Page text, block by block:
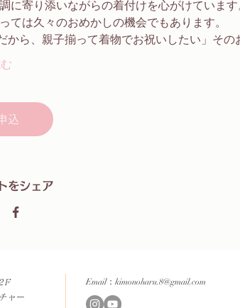
に寄り添いながらの着付けを心がけています
ては久々のおめかしの機会でもあります。
から、親子揃って着物でお祝いしたい」そ
込
をシェア
ャー
Email： kimonoharu.8@gmail.com